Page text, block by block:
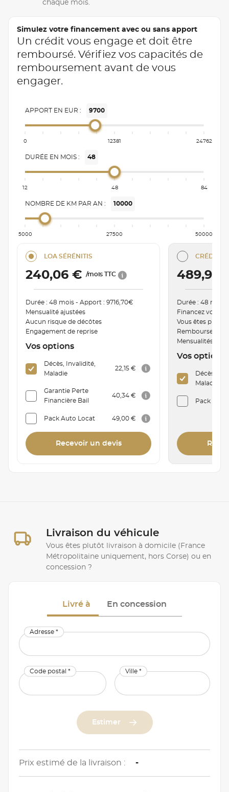
chaque mois.
Simulez votre financement avec ou sans apport
Un crédit vous engage et doit être
remboursé. Vérifiez vos capacités de
remboursement avant de vous
engager.
APPORT EN EUR : 9700
0 12381 24762
DURÉE EN MOIS : 48
12 48 84
NOMBRE DE KM PAR AN : 10000
5000 27500 50000
LOA SÉRÉNITIS
240,06 €/mois TTC
Durée : 48 mois - Apport : 9716,70€
Mensualité ajustées
Aucun risque de décôtes
Engagement de reprise
Vos options
Décès, Invalidité,
Maladie
22,15 €
Garantie Perte
Financière Bail
40,34 €
Pack Auto Locat 49,00 €
Recevoir un devis
CRÉDIT
489,91
Durée : 48 mois
Financez votre
Vous êtes
Mensualités
Vos options
Décès,
Maladie
Pack Auto
Livraison du véhicule
Vous êtes plutôt livraison à domicile (France
Métropolitaine uniquement, hors Corse) ou en
concession ?
Livré à En concession
Adresse *
Code postal * Ville *
Estimer
Prix estimé de la livraison : -